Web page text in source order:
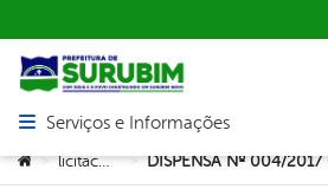
Abrir menu principal de navegação
Serviços e Informações
Você está aqui:
> licitacoes >